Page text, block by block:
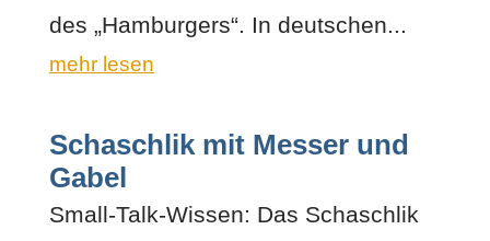
des „Hamburgers“. In deutschen...
mehr lesen
Schaschlik mit Messer und
Gabel
Small-Talk-Wissen: Das Schaschlik